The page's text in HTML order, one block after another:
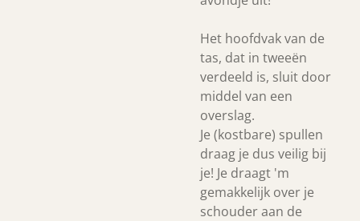
Het hoofdvak van de
tas, dat in tweeën
verdeeld is, sluit door
middel van een
overslag.
Je (kostbare) spullen
draag je dus veilig bij
je! Je draagt 'm
gemakkelijk over je
schouder aan de